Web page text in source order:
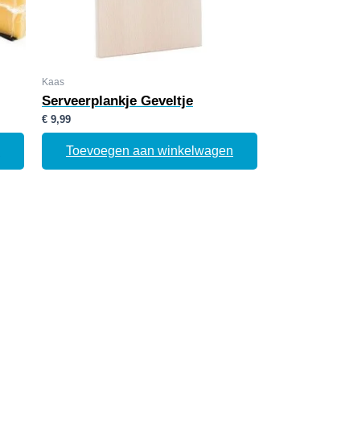
Kaas
Serveerplankje Geveltje
€ 9,99
Toevoegen aan winkelwagen